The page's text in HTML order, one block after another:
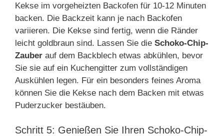
Kekse im vorgeheizten Backofen für 10-12 Minuten
backen. Die Backzeit kann je nach Backofen
variieren. Die Kekse sind fertig, wenn die Ränder
leicht goldbraun sind. Lassen Sie die Schoko-Chip-
Zauber auf dem Backblech etwas abkühlen, bevor
Sie sie auf ein Kuchengitter zum vollständigen
Auskühlen legen. Für ein besonders feines Aroma
können Sie die Kekse nach dem Backen mit etwas
Puderzucker bestäuben.
Schritt 5: Genießen Sie Ihren Schoko-Chip-